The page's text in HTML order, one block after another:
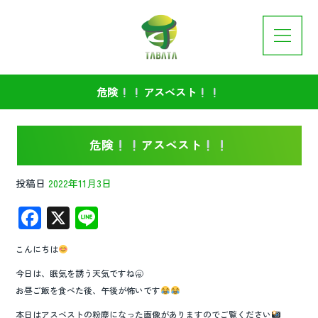
危険 アスベスト
危険 アスベスト
投稿日 2022年11月3日
F
ac
e
b
o
X
e
こんにちは
今日は、眠気を誘う天気ですね🥱
お昼ご飯を食べた後、午後が怖いです
本日はアスベストの粉塵になった画像がありますのでご覧ください